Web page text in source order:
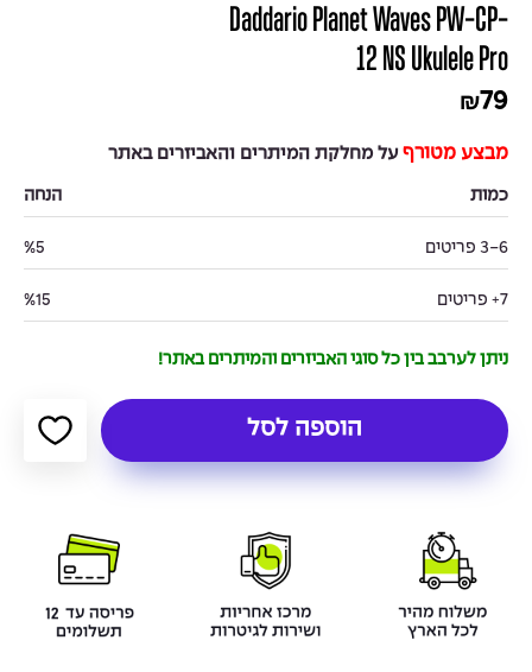
Daddario Planet Waves PW-CP-
12 NS Ukulele Pro
₪79
מבצע מטורף על מחלקת המיתרים והאביזרים באתר
כמות הנחה
3-6 פריטים %5
7+ פריטים %15
ניתן לערבב בין כל סוגי האביזרים והמיתרים באתר!
הוספה לסל